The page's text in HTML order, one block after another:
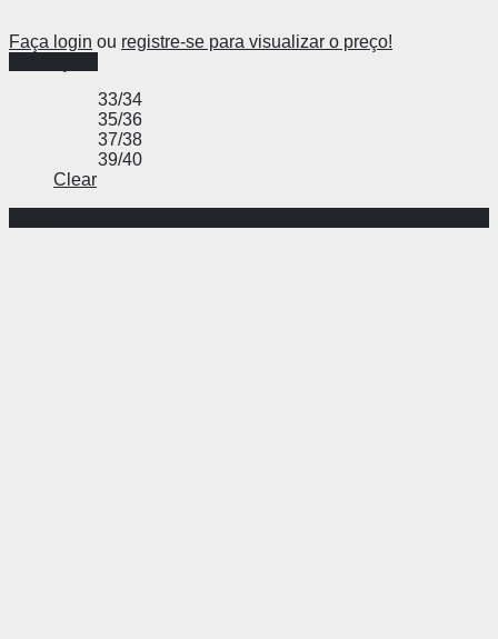
Faça login ou registre-se para visualizar o preço!
33/34
35/36
37/38
39/40
Clear